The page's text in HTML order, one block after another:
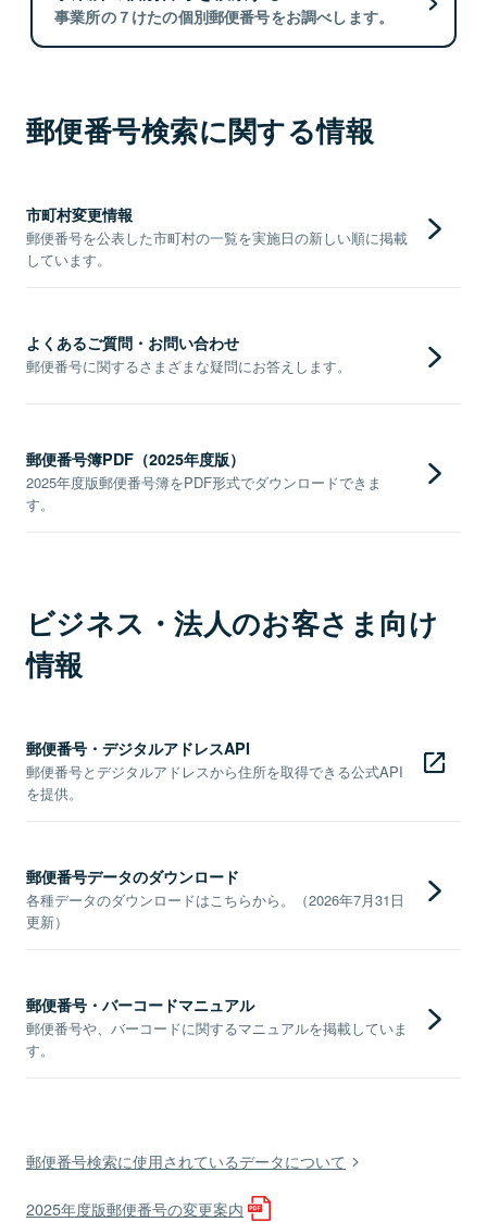
事業所の７けたの個別郵便番号をお調べします。
郵便番号検索に関する情報
市町村変更情報
郵便番号を公表した市町村の一覧を実施日の新しい順に掲載
しています。
よくあるご質問・お問い合わせ
郵便番号に関するさまざまな疑問にお答えします。
郵便番号簿PDF（2025年度版）
2025年度版郵便番号簿をPDF形式でダウンロードできま
す。
ビジネス・法人のお客さま向け
情報
郵便番号・デジタルアドレスAPI
郵便番号とデジタルアドレスから住所を取得できる公式API
を提供。
郵便番号データのダウンロード
各種データのダウンロードはこちらから。（2026年7月31日
更新）
郵便番号・バーコードマニュアル
郵便番号や、バーコードに関するマニュアルを掲載していま
す。
郵便番号検索に使用されているデータについて
2025年度版郵便番号の変更案内